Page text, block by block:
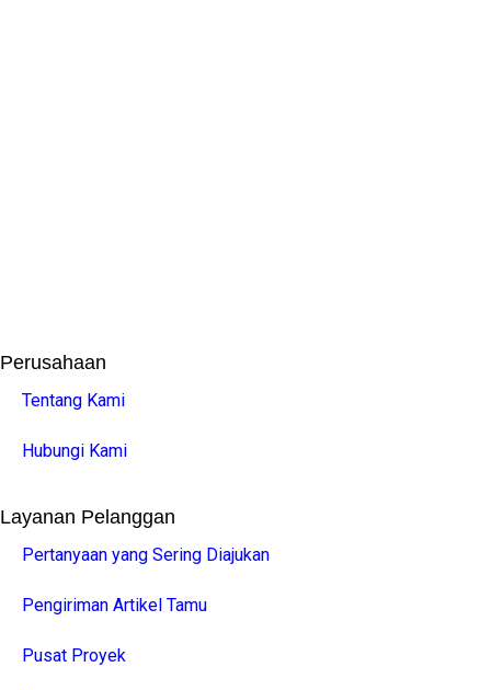
Perusahaan
Tentang Kami
Hubungi Kami
Layanan Pelanggan
Pertanyaan yang Sering Diajukan
Pengiriman Artikel Tamu
Pusat Proyek